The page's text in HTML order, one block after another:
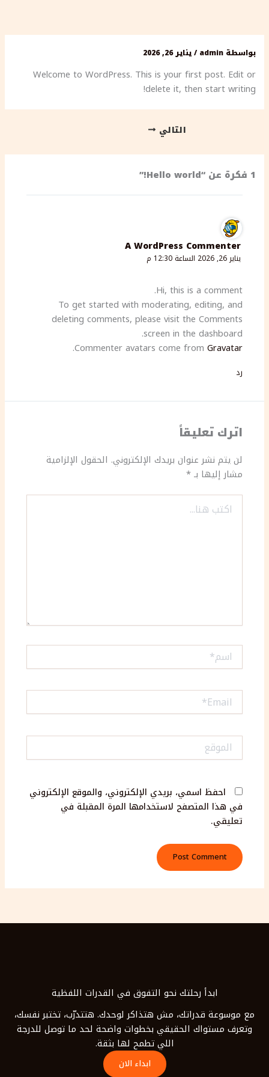
المحتوى
بواسطة admin
/يناير 26, 2026
Welcome to WordPress. This is your first post. Edit or
delete it, then start writing!
التالي
1 فكرة عن “Hello world!”
A WordPress Commenter
يناير 26, 2026 الساعة 12:30 م
Hi, this is a comment.
To get started with moderating, editing, and
deleting comments, please visit the Comments
screen in the dashboard.
Commenter avatars come from Gravatar
.
رد
اترك تعليقاً
لن يتم نشر عنوان بريدك الإلكتروني. الحقول الإلزامية
مشار إليها بـ*
اكتب
هنا...
اسم*
Email*
الموقع
احفظ اسمي، بريدي الإلكتروني، والموقع الإلكتروني
في هذا المتصفح لاستخدامها المرة المقبلة في
تعليقي.
ابدأ رحلتك نحو التفوق في القدرات اللفظية
مع موسوعة قدراتك، مش هتذاكر لوحدك. هتتدرّب، تختبر نفسك،
وتعرف مستواك الحقيقي بخطوات واضحة لحد ما توصل للدرجة
اللي تطمح لها بثقة.
ابداء الان